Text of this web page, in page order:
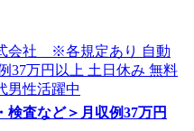
検査など＞月収例37万円